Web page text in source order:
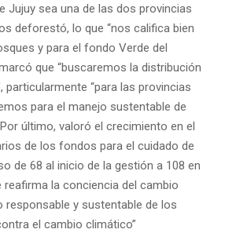
Jujuy sea una de las dos provincias
deforestó, lo que “nos califica bien
y para el fondo Verde del
que “buscaremos la distribución
particularmente “para las provincias
para el manejo sustentable de
último, valoró el crecimiento en el
de los fondos para el cuidado de
de 68 al inicio de la gestión a 108 en
reafirma la conciencia del cambio
responsable y sustentable de los
el cambio climático”